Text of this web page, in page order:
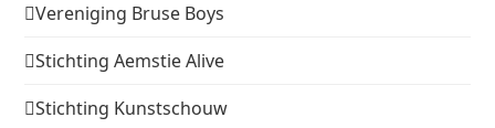
Vereniging Bruse Boys
Stichting Aemstie Alive
Stichting Kunstschouw